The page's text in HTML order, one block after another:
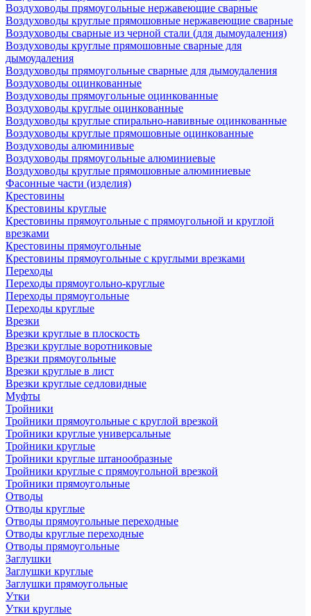
Воздуховоды прямоугольные нержавеющие сварные
Воздуховоды круглые прямошовные нержавеющие сварные
Воздуховоды сварные из черной стали (для дымоудаления)
Воздуховоды круглые прямошовные сварные для
дымоудаления
Воздуховоды прямоугольные сварные для дымоудаления
Воздуховоды оцинкованные
Воздуховоды прямоугольные оцинкованные
Воздуховоды круглые оцинкованные
Воздуховоды круглые спирально-навивные оцинкованные
Воздуховоды круглые прямошовные оцинкованные
Воздуховоды алюминивые
Воздуховоды прямоугольные алюминиевые
Воздуховоды круглые прямошовные алюминиевые
Фасонные части (изделия)
Крестовины
Крестовины круглые
Крестовины прямоугольные с прямоугольной и круглой
врезками
Крестовины прямоугольные
Крестовины прямоугольные с круглыми врезками
Переходы
Переходы прямоугольно-круглые
Переходы прямоугольные
Переходы круглые
Врезки
Врезки круглые в плоскость
Врезки круглые воротниковые
Врезки прямоугольные
Врезки круглые в лист
Врезки круглые седловидные
Муфты
Тройники
Тройники прямоугольные с круглой врезкой
Тройники круглые универсальные
Тройники круглые
Тройники круглые штанообразные
Тройники круглые с прямоугольной врезкой
Тройники прямоугольные
Отводы
Отводы круглые
Отводы прямоугольные переходные
Отводы круглые переходные
Отводы прямоугольные
Заглушки
Заглушки круглые
Заглушки прямоугольные
Утки
Утки круглые